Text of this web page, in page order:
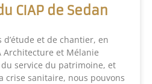
CIAP de Sedan
et de chantier, en
Architecture et Mélanie
du service du patrimoine, et
crise sanitaire, nous pouvons